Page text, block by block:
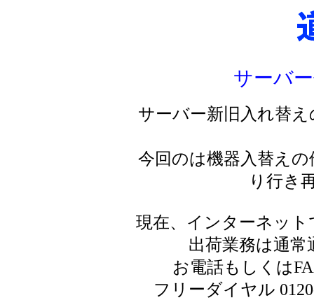
サーバ
サーバー新旧入れ替
今回のは機器入替え
り行き
現在、インターネッ
出荷業務は通
お電話もしくは
フリーダイヤル